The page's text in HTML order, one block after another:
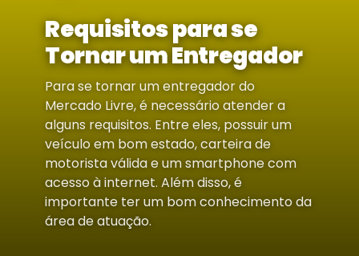
Requisitos para se
Tornar um Entregador
Para se tornar um entregador do
Mercado Livre, é necessário atender a
alguns requisitos. Entre eles, possuir um
veículo em bom estado, carteira de
motorista válida e um smartphone com
acesso à internet. Além disso, é
importante ter um bom conhecimento da
área de atuação.